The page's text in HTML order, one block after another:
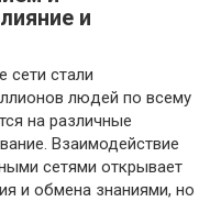
и
сети стали
людей по всему
на различные
Взаимодействие
сетями открывает
и обмена знаниями, но